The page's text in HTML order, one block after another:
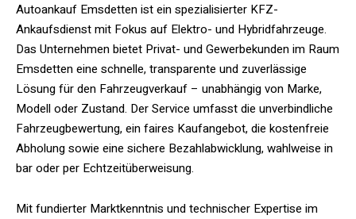
Autoankauf Emsdetten ist ein spezialisierter KFZ-
Ankaufsdienst mit Fokus auf Elektro- und Hybridfahrzeuge.
Das Unternehmen bietet Privat- und Gewerbekunden im Raum
Emsdetten eine schnelle, transparente und zuverlässige
Lösung für den Fahrzeugverkauf – unabhängig von Marke,
Modell oder Zustand. Der Service umfasst die unverbindliche
Fahrzeugbewertung, ein faires Kaufangebot, die kostenfreie
Abholung sowie eine sichere Bezahlabwicklung, wahlweise in
bar oder per Echtzeitüberweisung.
Mit fundierter Marktkenntnis und technischer Expertise im